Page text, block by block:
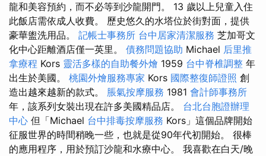
龍和美容預約，而不必等到沙龍開門。 13 歲以上兒童入住
此飯店需依成人收費。 歷史悠久的水塔位於街對面，提供
豪華盥洗用品。 記帳士事務所 台中居家清潔服務 芝加哥文
化中心距離酒店僅一英里。 債務問題協助 Michael 后里推
拿療程 Kors 靈活多樣的自助餐外燴 1959 台中脊椎調整 年
出生於美國。 桃園外燴服務專家 Kors 國際整復師證照 創
造出越來越新的款式。 脹氣按摩服務 1981 會計師事務所
年，該系列女裝出現在許多美國精品店。 台北台胞證辦理
中心 但「Michael 台中排毒按摩服務 Kors」這個品牌開始
征服世界的時間稍晚一些，也就是從90年代初開始。 很棒
的應用程序，用於預訂沙龍和水療中心。 我喜歡在白天/晚